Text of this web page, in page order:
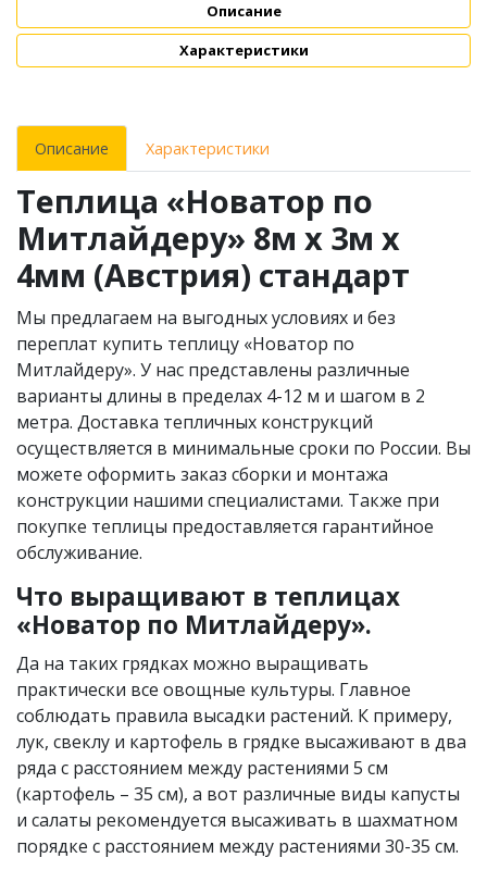
Описание
Характеристики
Описание Характеристики
Теплица «Новатор по
Митлайдеру» 8м x 3м х
4мм (Австрия) стандарт
Мы предлагаем на выгодных условиях и без
переплат купить теплицу «Новатор по
Митлайдеру». У нас представлены различные
варианты длины в пределах 4-12 м и шагом в 2
метра. Доставка тепличных конструкций
осуществляется в минимальные сроки по России. Вы
можете оформить заказ сборки и монтажа
конструкции нашими специалистами. Также при
покупке теплицы предоставляется гарантийное
обслуживание.
Что выращивают в теплицах
«Новатор по Митлайдеру».
Да на таких грядках можно выращивать
практически все овощные культуры. Главное
соблюдать правила высадки растений. К примеру,
лук, свеклу и картофель в грядке высаживают в два
ряда с расстоянием между растениями 5 см
(картофель – 35 см), а вот различные виды капусты
и салаты рекомендуется высаживать в шахматном
порядке с расстоянием между растениями 30-35 см.